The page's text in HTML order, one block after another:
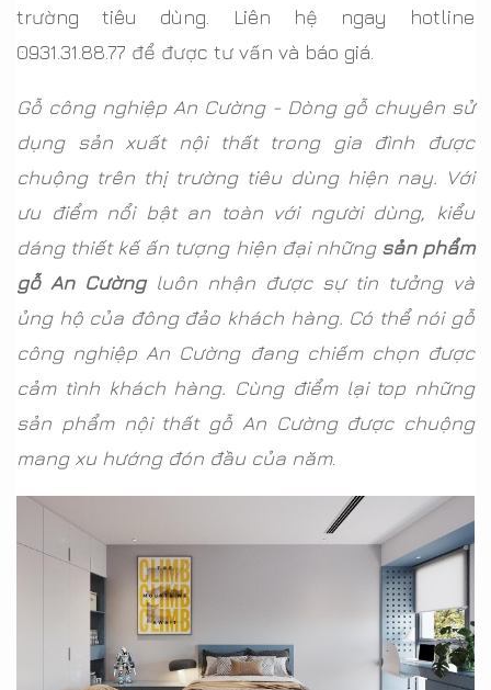
trường tiêu dùng. Liên hệ ngay hotline
0931.31.88.77 để được tư vấn và báo giá.
Gỗ công nghiệp An Cường - Dòng gỗ chuyên sử
dụng sản xuất nội thất trong gia đình được
chuộng trên thị trường tiêu dùng hiện nay. Với
ưu điểm nổi bật an toàn với người dùng, kiểu
dáng thiết kế ấn tượng hiện đại những sản phẩm
gỗ An Cườngluôn nhận được sự tin tưởng và
ủng hộ của đông đảo khách hàng. Có thể nói gỗ
công nghiệp An Cường đang chiếm chọn được
cảm tình khách hàng. Cùng điểm lại top những
sản phẩm nội thất gỗ An Cường được chuộng
mang xu hướng đón đầu của năm.